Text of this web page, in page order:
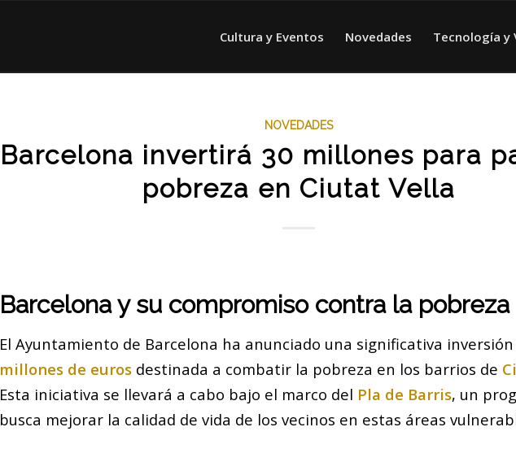
Cultura y Eventos Novedades Tecnología y
NOVEDADES
Barcelona invertirá 30 millones para
pobreza en Ciutat Vella
Barcelona y su compromiso contra la pobreza
El Ayuntamiento de Barcelona ha anunciado una significativa inversión
millones de euros destinada a combatir la pobreza en los barrios de
Esta iniciativa se llevará a cabo bajo el marco del Pla de Barris, un
busca mejorar la calidad de vida de los vecinos en estas áreas